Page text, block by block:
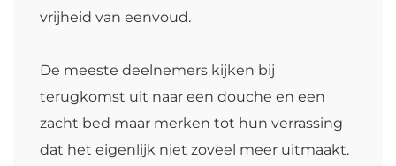
vrijheid van eenvoud.
De meeste deelnemers kijken bij
terugkomst uit naar een douche en een
zacht bed maar merken tot hun verrassing
dat het eigenlijk niet zoveel meer uitmaakt.